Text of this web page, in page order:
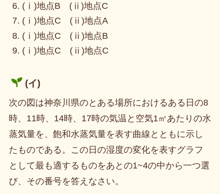
(ⅰ)地点B (ⅱ)地点C
(ⅰ)地点C (ⅱ)地点A
(ⅰ)地点C (ⅱ)地点B
(ⅰ)地点C (ⅱ)地点C
(イ)
次の図は神奈川県のとある場所におけるある日の8
時、11時、14時、17時の気温と空気1㎥あたりの水
蒸気量を、飽和水蒸気量を表す曲線とともに示し
たものである。この日の湿度の変化を表すグラフ
として最も適するものをあとの1~4の中から一つ選
び、その番号を答えなさい。